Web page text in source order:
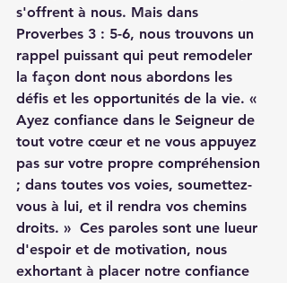
s'offrent à nous. Mais dans
Proverbes 3 : 5-6, nous trouvons un
rappel puissant qui peut remodeler
la façon dont nous abordons les
défis et les opportunités de la vie. «
Ayez confiance dans le Seigneur de
tout votre cœur et ne vous appuyez
pas sur votre propre compréhension
; dans toutes vos voies, soumettez-
vous à lui, et il rendra vos chemins
droits. »  Ces paroles sont une lueur
d'espoir et de motivation, nous
exhortant à placer notre confiance